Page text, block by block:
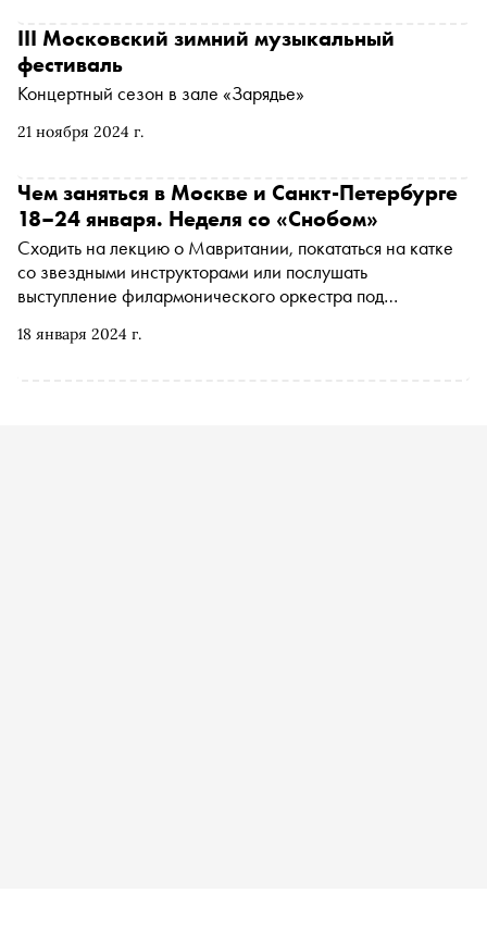
хореографические постановки, спектакли для детей.
«Сноб» рассказывает, что послушать на фестивале в
этом году
21 ноября 2024 г.
III Московский зимний музыкальный
фестиваль
Концертный сезон в зале «Зарядье»
18 января 2024 г.
Чем заняться в Москве и Санкт-Петербурге
18–24 января. Неделя со «Снобом»
Сходить на лекцию о Мавритании, покататься на катке
со звездными инструкторами или послушать
выступление филармонического оркестра под
рассказывает, чем заняться и куда сходить на